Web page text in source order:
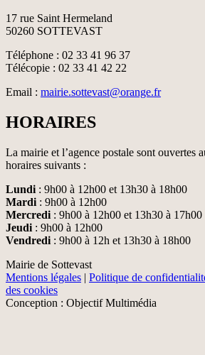
17 rue Saint Hermeland
50260 SOTTEVAST
Téléphone : 02 33 41 96 37
Télécopie : 02 33 41 42 22
Email : mairie.sottevast@orange.fr
HORAIRES
La mairie et l’agence postale sont ouvertes
horaires suivants :
Lundi : 9h00 à 12h00 et 13h30 à 18h00
Mardi : 9h00 à 12h00
Mercredi : 9h00 à 12h00 et 13h30 à 17h00
Jeudi : 9h00 à 12h00
Vendredi : 9h00 à 12h et 13h30 à 18h00
Mairie de Sottevast
Mentions légales | Politique de
des cookies
Conception : Objectif Multimédia